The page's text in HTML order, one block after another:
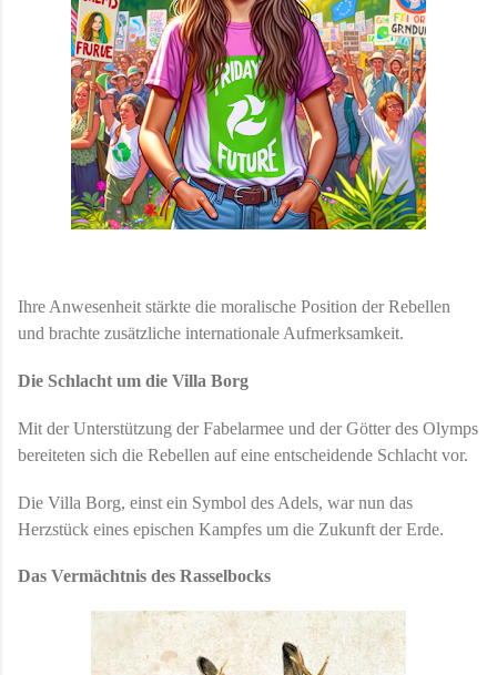
Ihre Anwesenheit stärkte die moralische Position der Rebellen
und brachte zusätzliche internationale Aufmerksamkeit.
Die Schlacht um die Villa Borg
Mit der Unterstützung der Fabelarmee und der Götter des Olymps
bereiteten sich die Rebellen auf eine entscheidende Schlacht vor.
Die Villa Borg, einst ein Symbol des Adels, war nun das
Herzstück eines epischen Kampfes um die Zukunft der Erde.
Das Vermächtnis des Rasselbocks